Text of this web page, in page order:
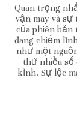
Quan trọng
vận may và
của phiên bản
đang chiếm
như một
thứ nhiều số
kỉnh. Sự lộc